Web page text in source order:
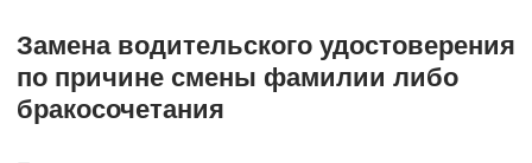
Замена водительского удостоверения
по причине смены фамилии либо
бракосочетания